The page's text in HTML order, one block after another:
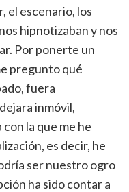
el escenario, los
hipnotizaban y nos
Por ponerte un
pregunto qué
fuera
inmóvil,
la que me he
es decir, he
ser nuestro ogro
ha sido contar a